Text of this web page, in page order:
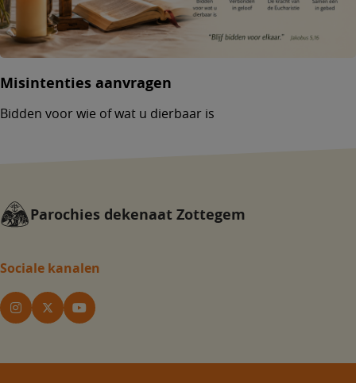
Misintenties aanvragen
Bidden voor wie of wat u dierbaar is
Parochies dekenaat Zottegem
Sociale kanalen